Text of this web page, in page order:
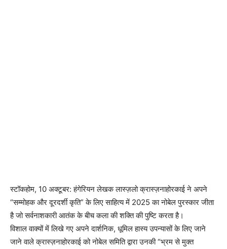
स्टॉकहोम, 10 अक्टूबर: हंगेरियन लेखक लास्ज़लो क्रास्ज़नाहोरकाई ने अपने
“सम्मोहक और दूरदर्शी कृति” के लिए साहित्य में 2025 का नोबेल पुरस्कार जीता
है जो सर्वनाशकारी आतंक के बीच कला की शक्ति की पुष्टि करता है।
विशाल वाक्यों में लिखे गए अपने दार्शनिक, धूमिल हास्य उपन्यासों के लिए जाने
जाने वाले क्रास्ज़नाहोरकाई को नोबेल समिति द्वारा उनकी “भ्रम से मुक्त